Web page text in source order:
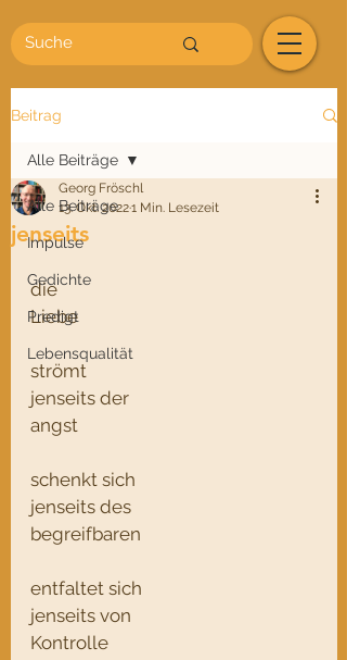
Beitrag
Alle Beiträge
Impulse
Gedichte
Predigt
Lebensqualität
Alle Beiträge
jenseits
Georg Fröschl
13. Okt. 20221 Min. Lesezeit
die
Liebe
strömt
jenseits der
angst
schenkt sich
jenseits des
begreifbaren
entfaltet sich
jenseits von
Kontrolle